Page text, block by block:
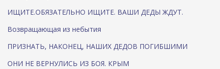
ИЩИТЕ.ОБЯЗАТЕЛЬНО ИЩИТЕ. ВАШИ ДЕДЫ ЖДУТ.
Возвращающая из небытия
ПРИЗНАТЬ, НАКОНЕЦ, НАШИХ ДЕДОВ ПОГИБШИМИ
ОНИ НЕ ВЕРНУЛИСЬ ИЗ БОЯ. КРЫМ